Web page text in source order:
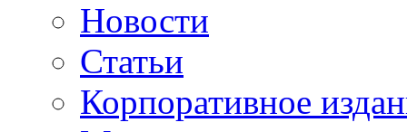
Новости
Статьи
Корпоративное